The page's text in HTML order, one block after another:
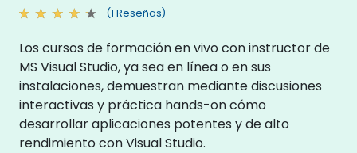
(1 Reseñas)
Los cursos de formación en vivo con instructor de
MS Visual Studio, ya sea en línea o en sus
instalaciones, demuestran mediante discusiones
interactivas y práctica hands-on cómo
desarrollar aplicaciones potentes y de alto
rendimiento con Visual Studio.